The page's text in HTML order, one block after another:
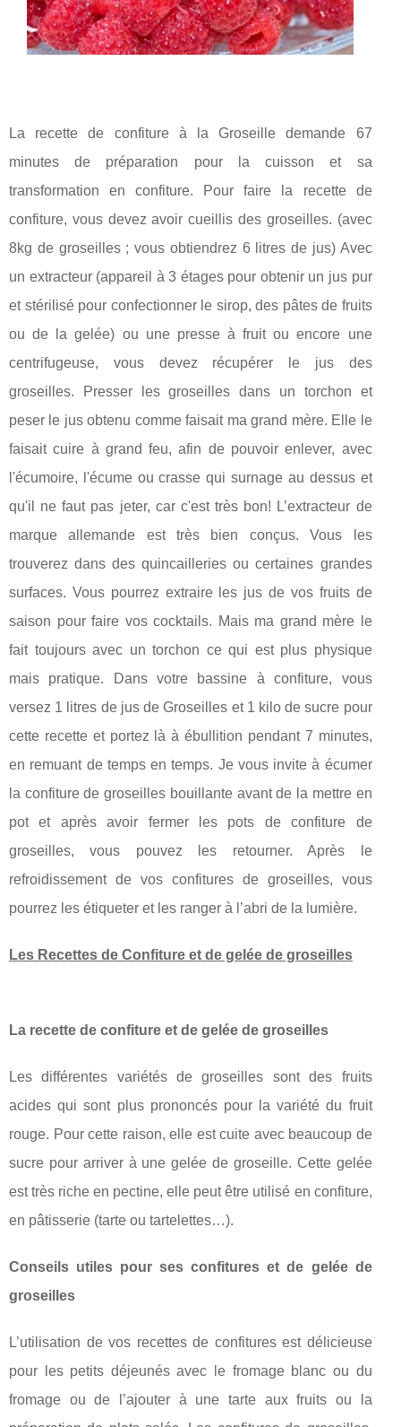
La recette de confiture à la Groseille demande 67
minutes de préparation pour la cuisson et sa
transformation en confiture. Pour faire la recette de
confiture, vous devez avoir cueillis des groseilles. (avec
8kg de groseilles ; vous obtiendrez 6 litres de jus) Avec
un extracteur (appareil à 3 étages pour obtenir un jus pur
et stérilisé pour confectionner le sirop, des pâtes de fruits
ou de la gelée) ou une presse à fruit ou encore une
centrifugeuse, vous devez récupérer le jus des
groseilles. Presser les groseilles dans un torchon et
peser le jus obtenu comme faisait ma grand mère. Elle le
faisait cuire à grand feu, afin de pouvoir enlever, avec
l'écumoire, l'écume ou crasse qui surnage au dessus et
qu'il ne faut pas jeter, car c'est très bon! L’extracteur de
marque allemande est très bien conçus. Vous les
trouverez dans des quincailleries ou certaines grandes
surfaces. Vous pourrez extraire les jus de vos fruits de
saison pour faire vos cocktails. Mais ma grand mère le
fait toujours avec un torchon ce qui est plus physique
mais pratique. Dans votre bassine à confiture, vous
versez 1 litres de jus de Groseilles et 1 kilo de sucre pour
cette recette et portez là à ébullition pendant 7 minutes,
en remuant de temps en temps. Je vous invite à écumer
la confiture de groseilles bouillante avant de la mettre en
pot et après avoir fermer les pots de confiture de
groseilles, vous pouvez les retourner. Après le
refroidissement de vos confitures de groseilles, vous
pourrez les étiqueter et les ranger à l’abri de la lumière.
Les Recettes de Confiture et de gelée de groseilles
La recette de confiture et de gelée de groseilles
Les différentes variétés de groseilles sont des fruits
acides qui sont plus prononcés pour la variété du fruit
rouge. Pour cette raison, elle est cuite avec beaucoup de
sucre pour arriver à une gelée de groseille. Cette gelée
est très riche en pectine, elle peut être utilisé en confiture,
en pâtisserie (tarte ou tartelettes…).
Conseils utiles pour ses confitures et de gelée de
groseilles
L’utilisation de vos recettes de confitures est délicieuse
pour les petits déjeunés avec le fromage blanc ou du
fromage ou de l’ajouter à une tarte aux fruits ou la